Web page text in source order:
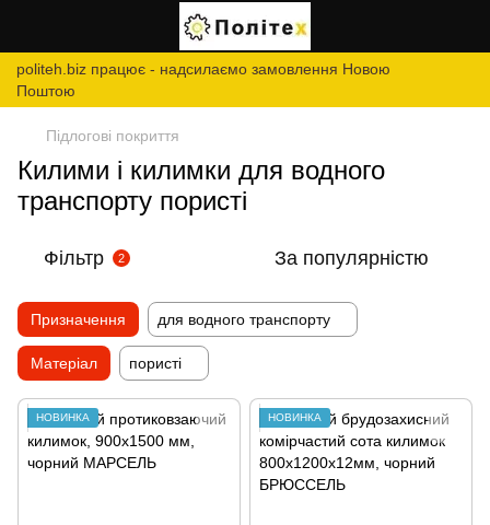
politeh.biz працює - надсилаємо замовлення Новою
Поштою
Підлогові покриття
Килими і килимки для водного
транспорту пористі
Фільтр 2 За популярністю
Призначення для водного транспорту
Матеріал пористі
НОВИНКА НОВИНКА